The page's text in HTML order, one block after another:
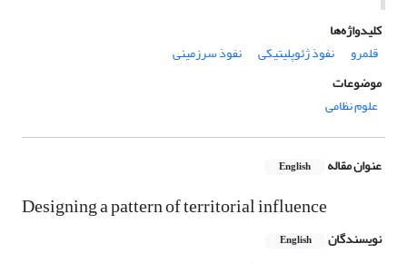
کلیدواژه‌ها
قلمرو
نفوذ ژئوپلیتیکی
نفوذ سرزمینی
موضوعات
علوم نظامی
عنوان مقاله English
Designing a pattern of territorial influence
نویسندگان English